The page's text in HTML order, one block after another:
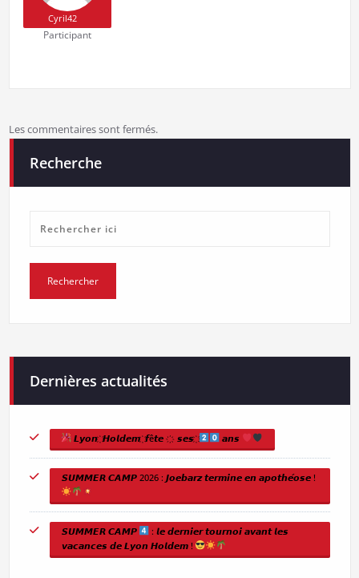
Cyril42
Participant
Les commentaires sont fermés.
Recherche
Dernières actualités
𝙇𝙮𝙤𝙣 ҉ 𝙃𝙤𝙡𝙙𝙚𝙢 ҉ 𝙛ê𝙩𝙚 ҉ 𝙨𝙚𝙨 ҉ 𝙖𝙣𝙨
𝙎𝙐𝙈𝙈𝙀𝙍 𝘾𝘼𝙈𝙋 2026 : 𝙅𝙤𝙚𝙗𝙖𝙧𝙯 𝙩𝙚𝙧𝙢𝙞𝙣𝙚 𝙚𝙣 𝙖𝙥𝙤𝙩𝙝𝙚́𝙤𝙨𝙚 !
𝙎𝙐𝙈𝙈𝙀𝙍 𝘾𝘼𝙈𝙋
: 𝙡𝙚 𝙙𝙚𝙧𝙣𝙞𝙚𝙧 𝙩𝙤𝙪𝙧𝙣𝙤𝙞 𝙖𝙫𝙖𝙣𝙩 𝙡𝙚𝙨
𝙫𝙖𝙘𝙖𝙣𝙘𝙚𝙨 𝙙𝙚 𝙇𝙮𝙤𝙣 𝙃𝙤𝙡𝙙𝙚𝙢 !